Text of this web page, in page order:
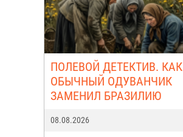
ПОЛЕВОЙ ДЕТЕКТИВ. КАК
ОБЫЧНЫЙ ОДУВАНЧИК
ЗАМЕНИЛ БРАЗИЛИЮ
08.08.2026